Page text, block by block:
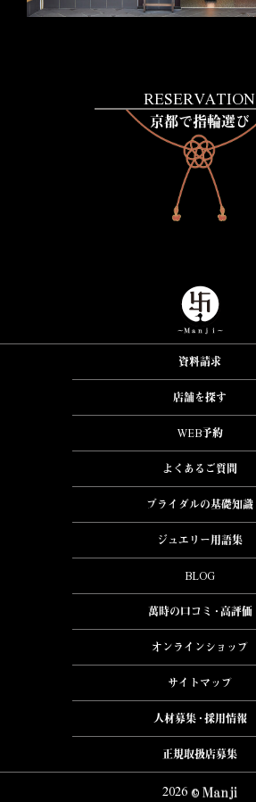
RESERVATION
京都で指輪選び
資料請求
店舗を探す
WEB予約
よくあるご質問
ブライダルの基礎知識
ジュエリー用語集
BLOG
萬時の口コミ・高評価
オンラインショップ
サイトマップ
人材募集・採用情報
正規取扱店募集
2026